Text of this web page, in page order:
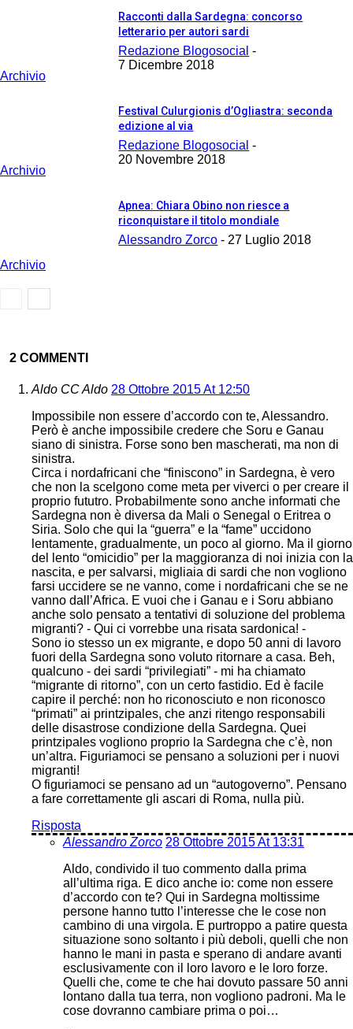
Archivio
Racconti dalla Sardegna: concorso
letterario per autori sardi
Redazione Blogosocial -
7 Dicembre 2018
Archivio
Festival Culurgionis d’Ogliastra: seconda
edizione al via
Redazione Blogosocial -
20 Novembre 2018
Archivio
Apnea: Chiara Obino non riesce a
riconquistare il titolo mondiale
Alessandro Zorco - 27 Luglio 2018
2 COMMENTI
Aldo CC Aldo 28 Ottobre 2015 At 12:50
Impossibile non essere d’accordo con te, Alessandro.
Però è anche impossibile credere che Soru e Ganau
siano di sinistra. Forse sono ben mascherati, ma non di
sinistra.
Circa i nordafricani che “finiscono” in Sardegna, è vero
che non la scelgono come meta per viverci o per creare il
proprio fututro. Probabilmente sono anche informati che
Sardegna non è diversa da Mali o Senegal o Eritrea o
Siria. Solo che qui la “guerra” e la “fame” uccidono
lentamente, gradualmente, un poco al giorno. Ma il giorno
del lento “omicidio” per la maggioranza di noi inizia con la
nascita, e per salvarsi, migliaia di sardi che non vogliono
farsi uccidere se ne vanno, come i nordafricani che se ne
vanno dall’Africa. E vuoi che i Ganau e i Soru abbiano
anche solo pensato a tentativi di soluzione del problema
migranti? - Qui ci vorrebbe una risata sardonica! -
Sono io stesso un ex migrante, e dopo 50 anni di lavoro
fuori della Sardegna sono voluto ritornare a casa. Beh,
qualcuno - dei sardi “privilegiati” - mi ha chiamato
“migrante di ritorno”, con un certo fastidio. Ed è facile
capire il perché: non ho riconosciuto e non riconosco
“primati” ai printzipales, che anzi ritengo responsabili
delle disastrose condizione della Sardegna. Quei
printzipales vogliono proprio la Sardegna che c’è, non
un’altra. Figuriamoci se pensano a soluzioni per i nuovi
migranti!
O figuriamoci se pensano ad un “autogoverno”. Pensano
a fare correttamente gli ascari di Roma, nulla più.
Risposta
Alessandro Zorco 28 Ottobre 2015 At 13:31
Aldo, condivido il tuo commento dalla prima
all’ultima riga. E dico anche io: come non essere
d’accordo con te? Qui in Sardegna moltissime
persone hanno tutto l’interesse che le cose non
cambino di una virgola. E purtroppo a patire questa
situazione sono soltanto i più deboli, quelli che non
hanno le mani in pasta e sperano di andare avanti
esclusivamente con il loro lavoro e le loro forze.
Quelli che, come te che hai dovuto passare 50 anni
lontano dalla tua terra, non vogliono padroni. Ma le
cose dovranno cambiare prima o poi…